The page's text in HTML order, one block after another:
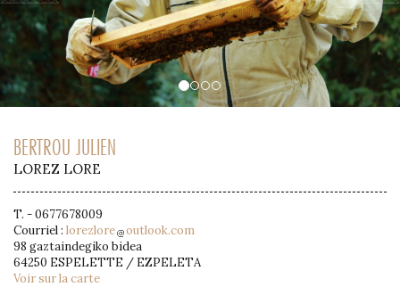
Previous
BERTROU JULIEN
LOREZ LORE
T. - 0677678009
Courriel : lorezlore
outlook.com
98 gaztaindegiko bidea
64250 ESPELETTE / EZPELETA
Voir sur la carte